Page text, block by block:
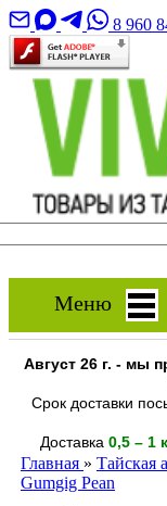
8 960
Меню
Август 26 г. - мы
Срок доставки
Доставка 0,5 – 1
Главная » Тайская
Gumgig Pean